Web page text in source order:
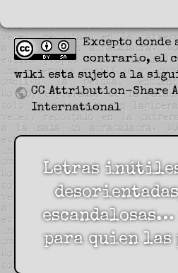
Excepto
contrario, el
wiki esta sujeto a la
CC Attribution-Share
International
Letras
para quien